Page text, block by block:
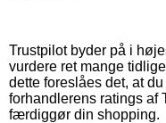
Trustpilot byder på i
vurdere ret mange
dette foreslåes det, at
forhandlerens ratings af
færdiggør din shopping.